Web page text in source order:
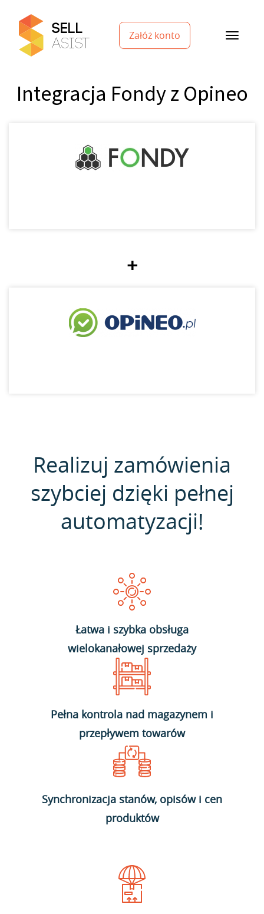
Załóż konto
Integracja Fondy z Opineo
+
Realizuj zamówienia
szybciej dzięki pełnej
automatyzacji!
Łatwa i szybka obsługa
wielokanałowej sprzedaży
Pełna kontrola nad magazynem i
przepływem towarów
Synchronizacja stanów, opisów i cen
produktów